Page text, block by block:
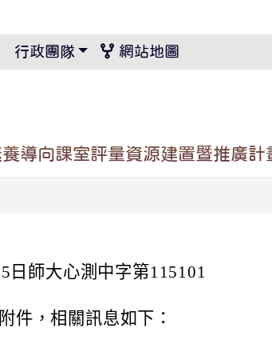
行政團隊 網站地圖
導向課室評量資源建置暨推廣
日師大心測中字第115101
件，相關訊息如下：